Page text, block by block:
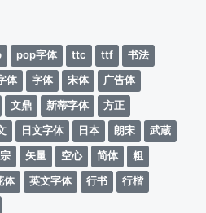
pop字体 ttc ttf
书法
体 字体 宋体
广告体
文鼎 新蒂字体
方正
日文字体 日本 朗宋
武蔵
矢量 空心 简体
粗
体 英文字体 行书
行楷